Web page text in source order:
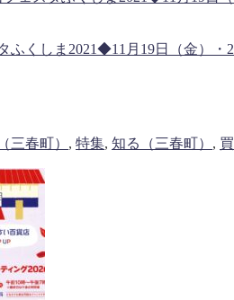
ふくしま2021◆11月19日（金
三春町） , 特集, 知る（三春町） ,